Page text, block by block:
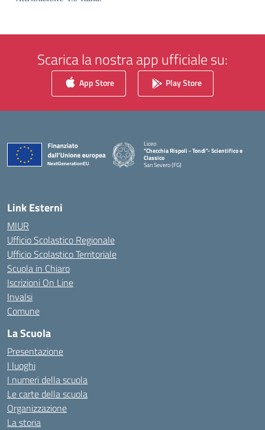
Scarica la nostra app ufficiale su:
App Store Play Store
Liceo
"Checchia Rispoli - Tondi"- Scientifico e
Classico
San Severo (FG)
Link Esterni
MIUR
Ufficio Scolastico Regionale
Ufficio Scolastico Territoriale
Scuola in Chiaro
Iscrizioni On Line
Invalsi
Comune
La Scuola
Presentazione
I luoghi
I numeri della scuola
Le carte della scuola
Organizzazione
La storia